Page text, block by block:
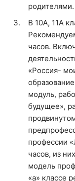
родителями.
В 10А, 11А
часов.
«Россия-
модуль,
будущее»,
профессии
часов, из
модель
«а» классе